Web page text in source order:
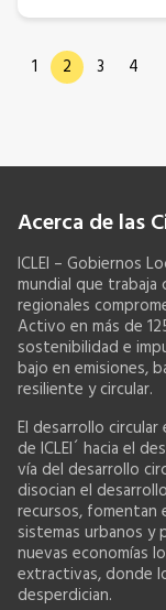
1 2 3 4
Acerca de las
ICLEI – Gobiernos
mundial que trabaja
regionales
Activo en más de
sostenibilidad e
bajo en emisiones,
resiliente y circular.
El desarrollo
de ICLEI´ hacia el
vía del desarrollo
disocian el
recursos, fomentan
sistemas urbanos y
nuevas economías
extractivas, donde
desperdician.